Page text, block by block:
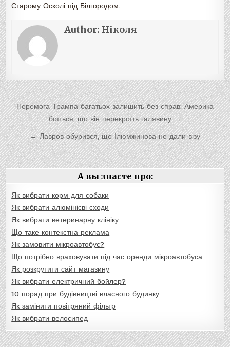
Старому Осколі під Білгородом.
Author: Ніколя
Навигация
по
записям
Перемога Трампа багатьох залишить без справ: Америка
боїться, що він перекроїть галявину →
← Лавров обурився, що Ілюмжинова не дали візу
А вы знаєте про:
Як вибрати корм для собаки
Як вибрати алюмінієві сходи
Як вибрати ветеринарну клініку
Що таке контекстна реклама
Як замовити мікроавтобус?
Що потрібно враховувати під час оренди мікроавтобуса
Як розкрутити сайт магазину
Як вибрати електричний бойлер?
10 порад при будівництві власного будинку
Як замінити повітряний фільтр
Як вибрати велосипед